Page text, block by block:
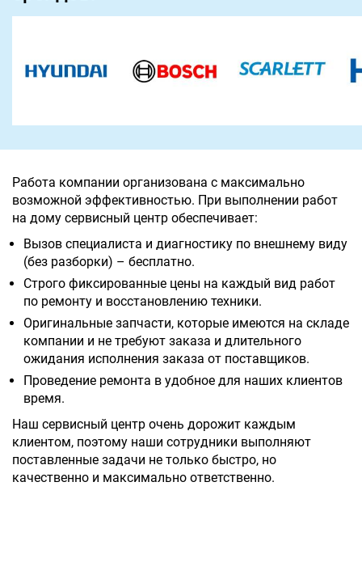
Работа компании организована с максимально
возможной эффективностью. При выполнении работ
на дому сервисный центр обеспечивает:
Вызов специалиста и диагностику по внешнему виду
(без разборки) – бесплатно.
Строго фиксированные цены на каждый вид работ
по ремонту и восстановлению техники.
Оригинальные запчасти, которые имеются на складе
компании и не требуют заказа и длительного
ожидания исполнения заказа от поставщиков.
Проведение ремонта в удобное для наших клиентов
время.
Наш сервисный центр очень дорожит каждым
клиентом, поэтому наши сотрудники выполняют
поставленные задачи не только быстро, но
качественно и максимально ответственно.